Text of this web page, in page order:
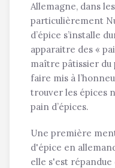
Allemagne, dans
particulièrement
d’épice s’installe
apparaitre des «
maître pâtissier du
faire mis à
trouver les épices
pain d’épices.
Une première
d'épice en
elle s'est répandue